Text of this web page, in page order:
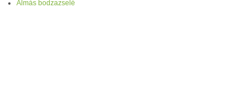
Almás bodzazselé